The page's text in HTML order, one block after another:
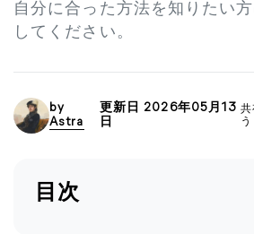
自分に合った方法を知りたい
してください。
by
Astra
更新日 2026年05月13
日
共
う
目次